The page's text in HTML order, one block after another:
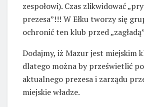
zespołowi). Czas zlikwidować
prezesa”!!! W Ełku tworzy się
ochronić ten klub przed
Dodajmy, iż Mazur jest miejskim
dlatego można by prześwietlić
aktualnego prezesa i zarządu
miejskie władze.